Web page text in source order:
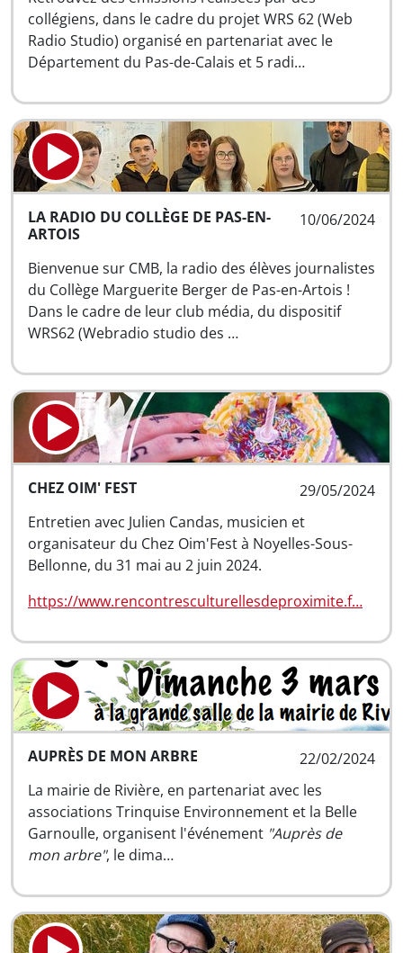
collégiens, dans le cadre du projet WRS 62 (Web
Radio Studio) organisé en partenariat avec le
Département du Pas-de-Calais et 5 radi…
10/06/2024
LA RADIO DU COLLÈGE DE PAS-EN-
ARTOIS
Bienvenue sur CMB, la radio des élèves journalistes
du Collège Marguerite Berger de Pas-en-Artois !
Dans le cadre de leur club média, du dispositif
WRS62 (Webradio studio des …
29/05/2024
CHEZ OIM' FEST
Entretien avec Julien Candas, musicien et
organisateur du Chez Oim'Fest à Noyelles-Sous-
Bellonne, du 31 mai au 2 juin 2024.
https://www.rencontresculturellesdeproximite.f…
22/02/2024
AUPRÈS DE MON ARBRE
La mairie de Rivière, en partenariat avec les
associations Trinquise Environnement et la Belle
Garnoulle, organisent l'événement "Auprès de
mon arbre", le dima…